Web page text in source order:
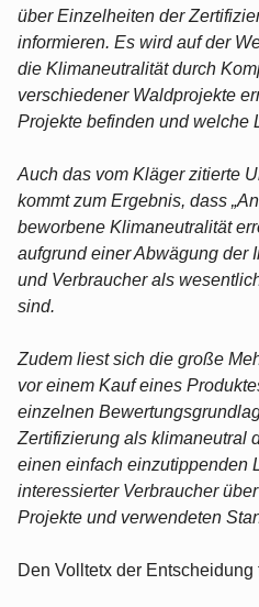
über Einzelheiten der
informieren. Es wird auf der
die Klimaneutralität durch
verschiedener Waldprojekte
Projekte befinden und welche
Auch das vom Kläger zitierte
kommt zum Ergebnis, dass
beworbene Klimaneutralität
aufgrund einer Abwägung der
und Verbraucher als
sind.
Zudem liest sich die große
vor einem Kauf eines
einzelnen
Zertifizierung als klimaneutral
einen einfach einzutippenden
interessierter Verbraucher
Projekte und verwendeten
Den Volltetx der